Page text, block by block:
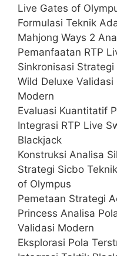
Live Gates of
Formulasi Teknik
Mahjong Ways 2
Pemanfaatan RTP
Sinkronisasi
Wild Deluxe Validasi
Modern
Evaluasi Kuantitatif
Integrasi RTP Live
Blackjack
Konstruksi Analisa
Strategi Sicbo
of Olympus
Pemetaan Strategi
Princess Analisa
Validasi Modern
Eksplorasi Pola